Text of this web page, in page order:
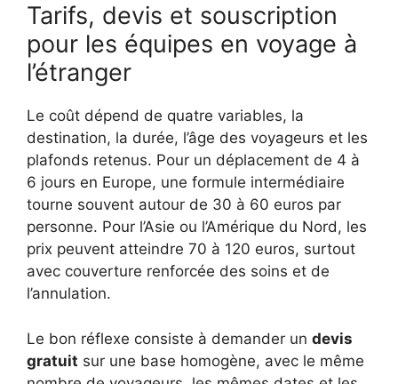
Tarifs, devis et souscription
pour les équipes en voyage à
l’étranger
Le coût dépend de quatre variables, la
destination, la durée, l’âge des voyageurs et les
plafonds retenus. Pour un déplacement de 4 à
6 jours en Europe, une formule intermédiaire
tourne souvent autour de 30 à 60 euros par
personne. Pour l’Asie ou l’Amérique du Nord, les
prix peuvent atteindre 70 à 120 euros, surtout
avec couverture renforcée des soins et de
l’annulation.
Le bon réflexe consiste à demander un devis
gratuit sur une base homogène, avec le même